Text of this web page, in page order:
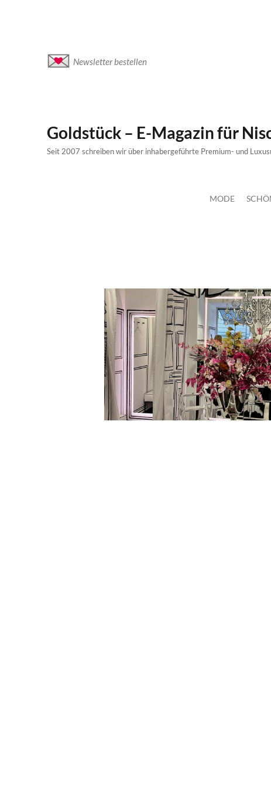
Newsletter bestellen
Goldstück – E-Magazin für
Seit 2007 schreiben wir über inhabergeführte Premium- und
MODE